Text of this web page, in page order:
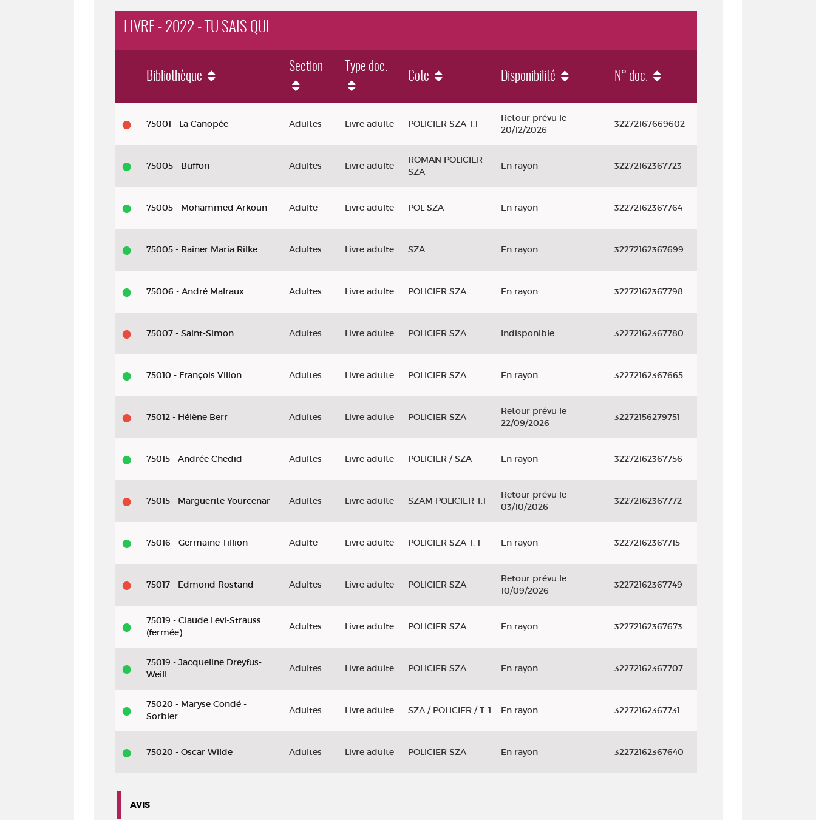
LIVRE - 2022 - TU SAIS QUI
Bibliothèque
Section Type doc.
Cote Disponibilité N° doc.
75001 - La Canopée Adultes Livre adulte POLICIER SZA T.1
Retour prévu le
20/12/2026
32272167669602
75005 - Buffon Adultes Livre adulte
ROMAN POLICIER
SZA
En rayon 32272162367723
75005 - Mohammed Arkoun Adulte Livre adulte POL SZA En rayon 32272162367764
75005 - Rainer Maria Rilke Adultes Livre adulte SZA En rayon 32272162367699
75006 - André Malraux Adultes Livre adulte POLICIER SZA En rayon 32272162367798
75007 - Saint-Simon Adultes Livre adulte POLICIER SZA Indisponible 32272162367780
75010 - François Villon Adultes Livre adulte POLICIER SZA En rayon 32272162367665
75012 - Hélène Berr Adultes Livre adulte POLICIER SZA
Retour prévu le
22/09/2026
32272156279751
75015 - Andrée Chedid Adultes Livre adulte POLICIER / SZA En rayon 32272162367756
75015 - Marguerite Yourcenar Adultes Livre adulte SZAM POLICIER T.1
Retour prévu le
03/10/2026
32272162367772
75016 - Germaine Tillion Adulte Livre adulte POLICIER SZA T. 1 En rayon 32272162367715
75017 - Edmond Rostand Adultes Livre adulte POLICIER SZA
Retour prévu le
10/09/2026
32272162367749
75019 - Claude Levi-Strauss
(fermée)
Adultes Livre adulte POLICIER SZA En rayon 32272162367673
75019 - Jacqueline Dreyfus-
Weill
Adultes Livre adulte POLICIER SZA En rayon 32272162367707
75020 - Maryse Condé -
Sorbier
Adultes Livre adulte SZA / POLICIER / T. 1 En rayon 32272162367731
75020 - Oscar Wilde Adultes Livre adulte POLICIER SZA En rayon 32272162367640
AVIS